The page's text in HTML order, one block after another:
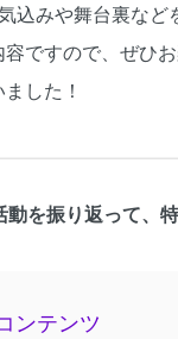
込みや舞台裏など
ですので、ぜひお
した！
を振り返って、
ンテンツ